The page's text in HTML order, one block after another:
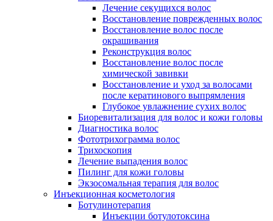
Лечение секущихся волос
Восстановление поврежденных волос
Восстановление волос после
окрашивания
Реконструкция волос
Восстановление волос после
химической завивки
Восстановление и уход за волосами
после кератинового выпрямления
Глубокое увлажнение сухих волос
Биоревитализация для волос и кожи головы
Диагностика волос
Фототрихограмма волос
Трихоскопия
Лечение выпадения волос
Пилинг для кожи головы
Экзосомальная терапия для волос
Инъекционная косметология
Ботулинотерапия
Инъекции ботулотоксина